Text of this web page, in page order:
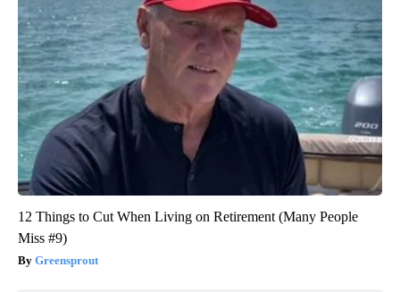
12 Things to Cut When Living on Retirement (Many People
Miss #9)
Greensprout